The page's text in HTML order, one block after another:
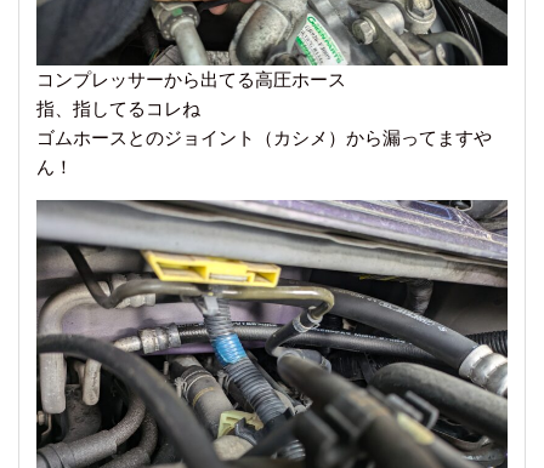
コンプレッサーから出てる高圧ホース
指、指してるコレね
ゴムホースとのジョイント（カシメ）から漏ってますや
ん！